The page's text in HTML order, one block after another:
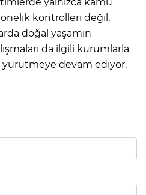
kontrolleri değil,
doğal yaşamın
da ilgili kurumlarla
devam ediyor.